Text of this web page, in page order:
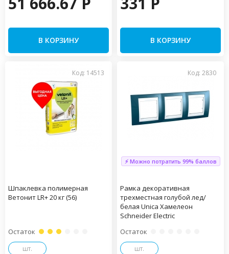
В КОРЗИНУ В КОРЗИНУ
Код: 14513
Шпаклевка полимерная
Ветонит LR+ 20 кг (56)
Остаток
шт.
Код: 2830
⚡ Можно потратить 99% баллов
Рамка декоративная
трехместная голубой лед/
белая Unica Хамелеон
Schneider Electric
Остаток
шт.